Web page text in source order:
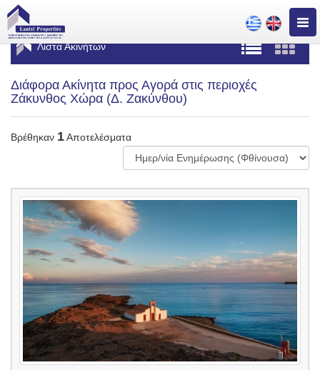
Λίστα Ακινήτων
Διάφορα Ακίνητα προς Αγορά στις περιοχές
Ζάκυνθος Χώρα (Δ. Ζακύνθου)
Βρέθηκαν 1Αποτελέσματα